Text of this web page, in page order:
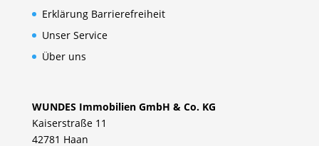
Erklärung Barrierefreiheit
Unser Service
Über uns
WUNDES Immobilien GmbH & Co. KG
Kaiserstraße 11
42781 Haan